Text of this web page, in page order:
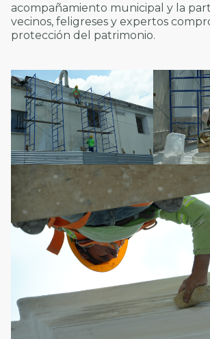
acompañamiento municipal y la
vecinos, feligreses y expertos
protección del patrimonio.